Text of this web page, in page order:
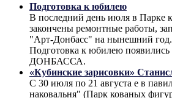
Подготовка к юбилею
В последний день июля в Парке
закончены ремонтные работы,
"Арт-Донбасс" на нынешний
Подготовка к юбилею появились
ДОНБАССА.
«Кубинские зарисовки»
С 30 июля по 21 августа е в
наковальня" (Парк кованых